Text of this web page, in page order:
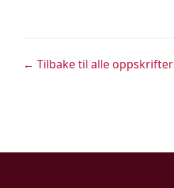
← Tilbake til alle oppskrifter